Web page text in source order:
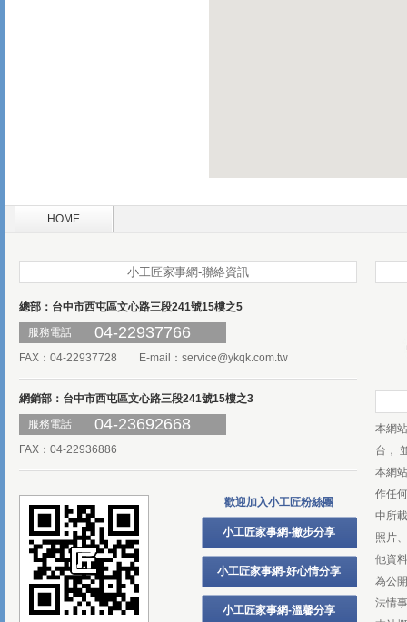
HOME
小工匠家事網-聯絡資訊
總部：台中市西屯區文心路三段241號15樓之5
服務電話
04-22937766
FAX：04-22937728 E-mail： service@ykqk.com.tw
網銷部：台中市西屯區文心路三段241號15樓之3
服務電話
04-23692668
FAX：04-22936886
歡迎加入小工匠粉絲團
小工匠家事網-撇步分享
小工匠家事網-好心情分享
小工匠家事網-溫馨分享
本網
台，
本網
作任
中所
照片
他資
為公
法情